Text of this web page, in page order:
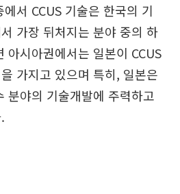
서 CCUS 기술은 한국의 기
가장 뒤처지는 분야 중의 하
아시아권에서는 일본이 CCUS
가지고 있으며 특히, 일본은
분야의 기술개발에 주력하고